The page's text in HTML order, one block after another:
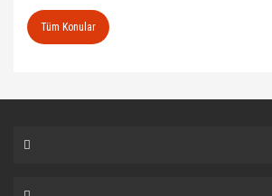
Tüm Konular